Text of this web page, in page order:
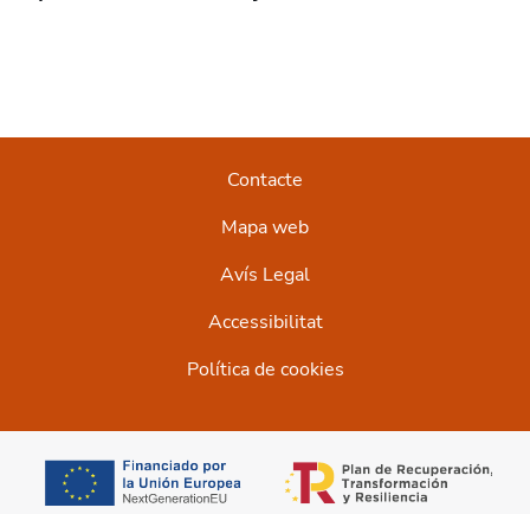
Contacte
Mapa web
Avís Legal
Accessibilitat
Política de cookies
opens in a new tab opens in a new